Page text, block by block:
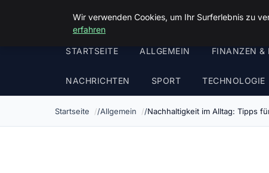
Malzminden
STARTSEITE ALLGEMEIN FINANZEN &
NACHRICHTEN SPORT TECHNOLOGIE
Startseite Allgemein Nachhaltigkeit im Alltag: Tipps
Wir verwenden Cookies, um Ihr Surferlebnis zu
erfahren